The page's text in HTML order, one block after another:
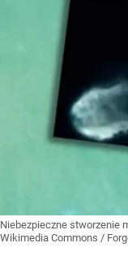
Niebezpieczne stworzenie
Wikimedia Commons /